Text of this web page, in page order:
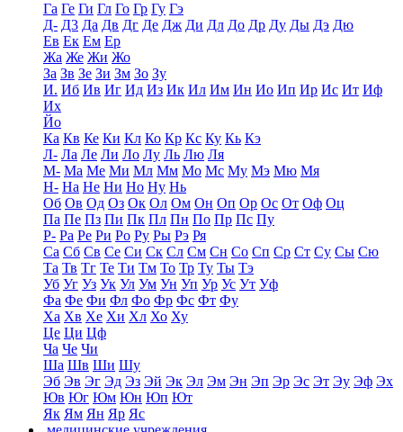
Га Ге Ги Гл Го Гр Гу Гэ
Д- Д3 Да Дв Дг Де Дж Ди Дл До Др Ду Ды Дэ Дю
Ев Ек Ем Ер
Жа Же Жи Жо
За Зв Зе Зи Зм Зо Зу
И. Иб Ив Иг Ид Из Ик Ил Им Ин Ио Ип Ир Ис Ит Иф
Их
Йо
Ка Кв Ке Ки Кл Ко Кр Кс Ку Кь Кэ
Л- Ла Ле Ли Ло Лу Ль Лю Ля
М- Ма Ме Ми Мл Мм Мо Мс Му Мэ Мю Мя
Н- На Не Ни Но Ну Нь
Об Ов Од Оз Ок Ол Ом Он Оп Ор Ос От Оф Оц
Па Пе Пз Пи Пк Пл Пн По Пр Пс Пу
Р- Ра Ре Ри Ро Ру Ры Рэ Ря
Са Сб Св Се Си Ск Сл См Сн Со Сп Ср Ст Су Сы Сю
Та Тв Тг Те Ти Тм То Тр Ту Ты Тэ
Уб Уг Уз Ук Ул Ум Ун Уп Ур Ус Ут Уф
Фа Фе Фи Фл Фо Фр Фс Фт Фу
Ха Хв Хе Хи Хл Хо Ху
Це Ци Цф
Ча Че Чи
Ша Шв Ши Шу
Эб Эв Эг Эд Эз Эй Эк Эл Эм Эн Эп Эр Эс Эт Эу Эф Эх
Юв Юг Юм Юн Юп Ют
Як Ям Ян Яр Яс